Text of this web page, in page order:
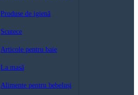
Produse de igienă
Scutece
Articole pentru baie
La masă
Alimente pentru bebeluși